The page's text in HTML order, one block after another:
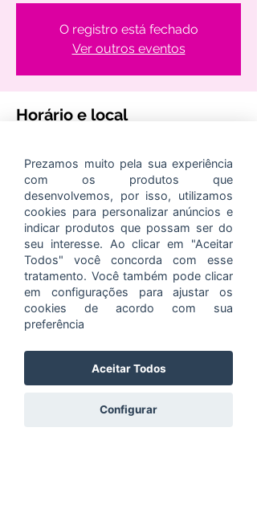
O registro está fechado
Ver outros eventos
Horário e local
Vila Ipiranga, Av. Benno Mentz, 1560 - Vila
Ipiranga, Porto Alegre - RS, 91370-020,
Brasil
Compartilhe esse evento
Prezamos muito pela sua experiência
com os produtos que
desenvolvemos, por isso, utilizamos
cookies para personalizar anúncios e
indicar produtos que possam ser do
seu interesse. Ao clicar em "Aceitar
Todos" você concorda com esse
tratamento. Você também pode clicar
em configurações para ajustar os
cookies de acordo com sua
preferência
Aceitar Todos
Configurar